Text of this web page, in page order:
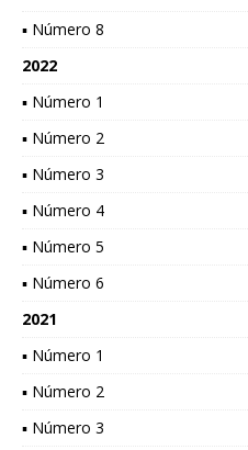
▪ Número 8
2022
▪ Número 1
▪ Número 2
▪ Número 3
▪ Número 4
▪ Número 5
▪ Número 6
2021
▪ Número 1
▪ Número 2
▪ Número 3